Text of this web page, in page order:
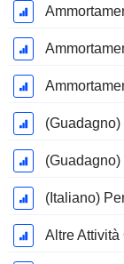
Marzo
(Italiano)
Altre Attività